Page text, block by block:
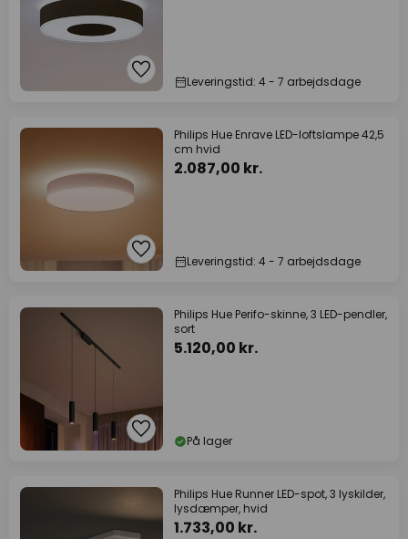
Leveringstid: 4 - 7 arbejdsdage
Philips Hue Enrave LED-loftslampe 42,5
cm hvid
2.087,00 kr.
Leveringstid: 4 - 7 arbejdsdage
Philips Hue Perifo-skinne, 3 LED-pendler,
sort
5.120,00 kr.
På lager
Philips Hue Runner LED-spot, 3 lyskilder,
lysdæmper, hvid
1.733,00 kr.